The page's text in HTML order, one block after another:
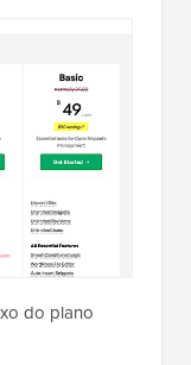
do plano